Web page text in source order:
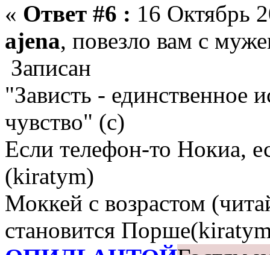
« Ответ #6 : 16 Октябрь
ajena, повезло вам с
Записан
"Зависть - единственное
чувство" (с)
Если телефон-то Нокиа,
(kiratym)
Моккей с возрастом
становится